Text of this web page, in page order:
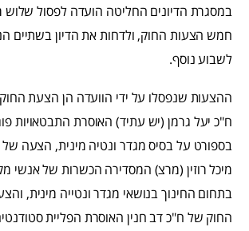
במסגרת הדיונים החליטה הועדה לפסול שלוש
חמש הצעות החוק, ולדחות את הדיון בשתיים
לשבוע נוסף.
ההצעות שנפסלו על ידי הוועדה הן הצעת
ח"כ יעל גרמן (יש עתיד) האוסרת התבטאויות
בספורט על בסיס מגדר ונטיה מינית, הצעה
מיכל רוזין (מרצ) המסדירה הכשרות של אנשי
בתחום החינוך בנושאי מגדר ונטייה מינית,
החוק של ח"כ דב חנין האוסרת הפליית